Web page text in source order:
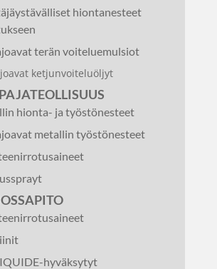
hiontanesteet
terän voiteluemulsiot
ketjunvoiteluöljyt
hionta- ja työstönesteet
metallin työstönesteet
hyväksytyt